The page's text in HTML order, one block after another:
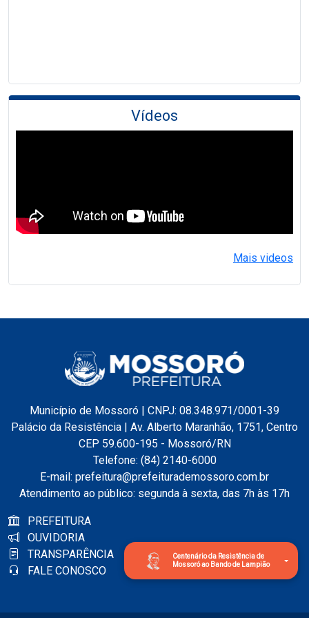
Centenário da Resistência de
Mossoró ao Bando de Lampião
Vídeos
Mais videos
Município de Mossoró | CNPJ: 08.348.971/0001-39
Palácio da Resistência | Av. Alberto Maranhão, 1751, Centro
CEP 59.600-195 - Mossoró/RN
Telefone: (84) 2140-6000
E-mail: prefeitura@prefeiturademossoro.com.br
Atendimento ao público: segunda à sexta, das 7h às 17h
PREFEITURA
OUVIDORIA
TRANSPARÊNCIA
FALE CONOSCO